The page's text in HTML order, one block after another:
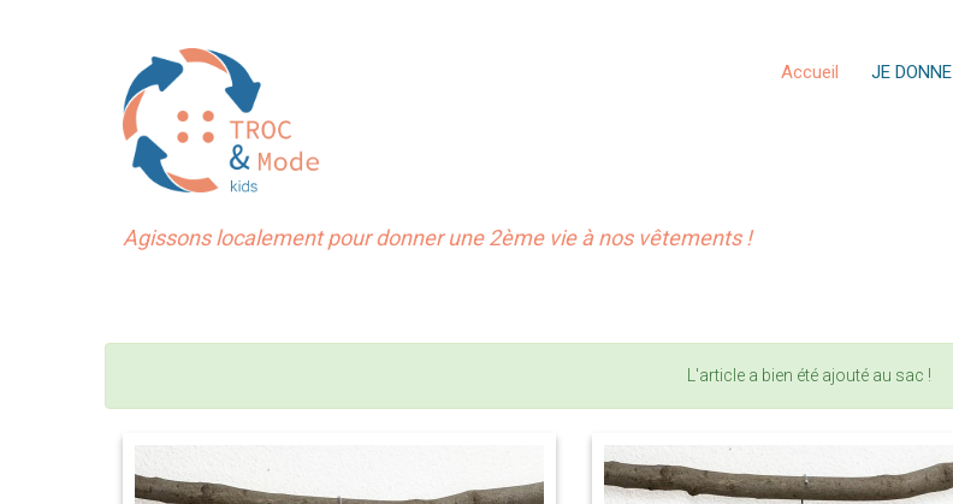
Accueil JE DONNE
Agissons localement pour donner une 2ème vie à nos vêtements !
L'article a bien été ajouté au sac !